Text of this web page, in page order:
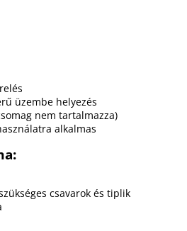
üzembe helyezés
nem tartalmazza)
alkalmas
csavarok és tiplik